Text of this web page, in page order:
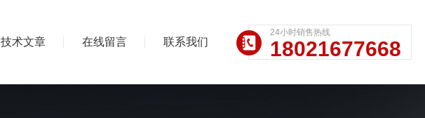
技术文章 在线留言 联系我们
24小时销售热线
18021677668